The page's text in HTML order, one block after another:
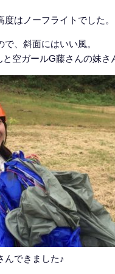
はノーフライトでした。
、斜面にはいい風。
空ガールG藤さんの妹さ
んできました♪